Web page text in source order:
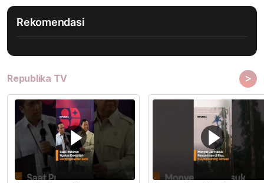
Rekomendasi
Republika TV >